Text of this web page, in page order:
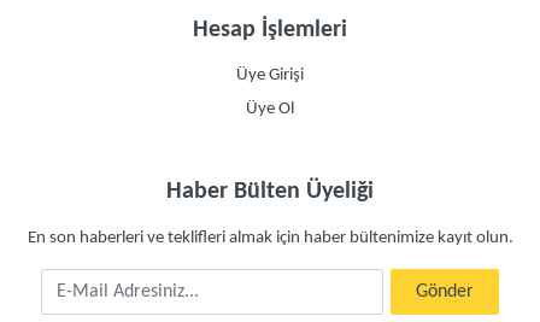
Hesap İşlemleri
Üye Girişi
Üye Ol
Haber Bülten Üyeliği
En son haberleri ve teklifleri almak için haber bültenimize kayıt olun.
E-Mail Adresiniz Gönder